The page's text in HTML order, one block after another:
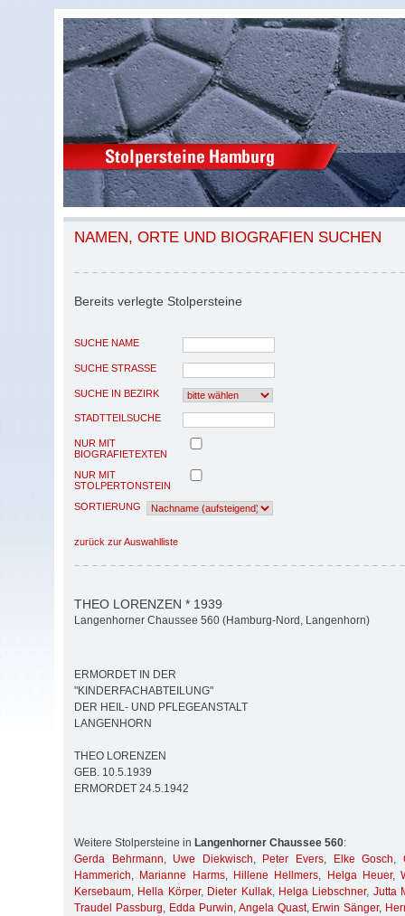
NAMEN, ORTE UND BIOGRAFIEN SUCHEN
Bereits verlegte Stolpersteine
SUCHE NAME
SUCHE STRASSE
SUCHE IN BEZIRK
STADTTEILSUCHE
NUR MIT
BIOGRAFIETEXTEN
NUR MIT
STOLPERTONSTEIN
SORTIERUNG
zurück zur Auswahlliste
THEO LORENZEN * 1939
Langenhorner Chaussee 560 (Hamburg-Nord, Langenhorn)
ERMORDET IN DER
"KINDERFACHABTEILUNG"
DER HEIL- UND PFLEGEANSTALT
LANGENHORN
THEO LORENZEN
GEB. 10.5.1939
ERMORDET 24.5.1942
Weitere Stolpersteine in Langenhorner Chaussee 560:
Gerda Behrmann, Uwe Diekwisch, Peter Evers, Elke Gosch,
Hammerich, Marianne Harms, Hillene Hellmers, Helga Heuer,
Kersebaum, Hella Körper, Dieter Kullak, Helga Liebschner, Jutta
Traudel Passburg, Edda Purwin, Angela Quast, Erwin Sänger,